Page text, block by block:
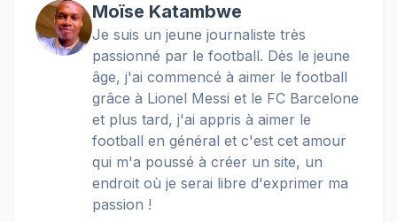
Moïse Katambwe
Je suis un jeune journaliste très
passionné par le football. Dès le jeune
âge, j'ai commencé à aimer le football
grâce à Lionel Messi et le FC Barcelone
et plus tard, j'ai appris à aimer le
football en général et c'est cet amour
qui m'a poussé à créer un site, un
endroit où je serai libre d'exprimer ma
passion !